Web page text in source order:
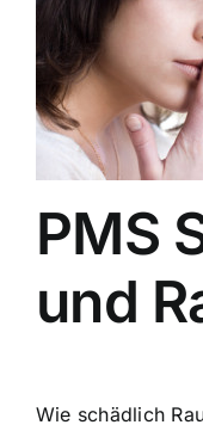
PMS
und
Wie schädlich